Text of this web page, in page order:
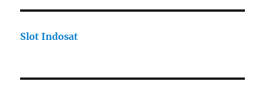
Slot Indosat